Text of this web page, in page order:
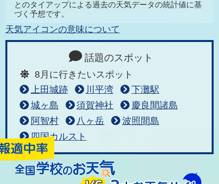
とのタイアップによる過去の天気データの統計値に基
づく予想です。
天気アイコンの意味について
話題のスポット
8月に行きたいスポット
上田城跡
川平湾
下灘駅
城ヶ島
須賀神社
慶良間諸島
阿智村
八ヶ岳
波照間島
四国カルスト